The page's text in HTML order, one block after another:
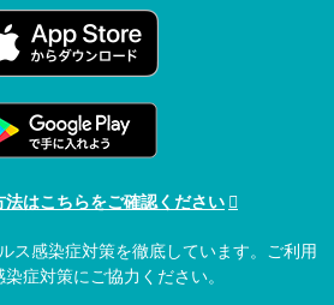
法はこちらをご確認ください
ス感染症対策を徹底しています。ご利用
症対策にご協力ください。